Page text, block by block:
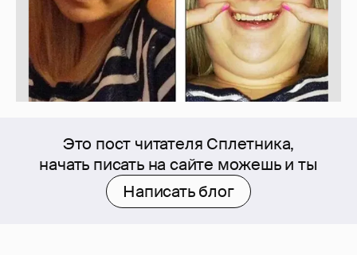
Это пост читателя Сплетника,
начать писать на сайте можешь и ты
Написать блог